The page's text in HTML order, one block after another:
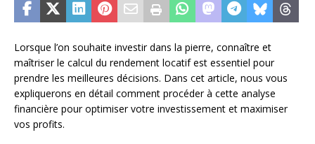
Lorsque l’on souhaite investir dans la pierre, connaître et
maîtriser le calcul du rendement locatif est essentiel pour
prendre les meilleures décisions. Dans cet article, nous vous
expliquerons en détail comment procéder à cette analyse
financière pour optimiser votre investissement et maximiser
vos profits.